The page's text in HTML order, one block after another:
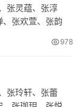
张灵蕴、张淳
张欢萱、张韵
978
张玲轩、张蕾